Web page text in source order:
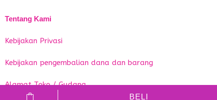
BELI
Tentang Kami
Kebijakan Privasi
Kebijakan pengembalian dana dan barang
Alamat Toko / Gudang